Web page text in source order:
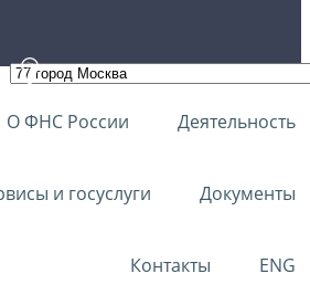
О ФНС России Деятельность
и госуслуги Документы
Контакты ENG